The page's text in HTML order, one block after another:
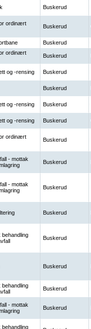
Buskerud
ordinært
Buskerud
Buskerud
ordinært
Buskerud
og -rensing Buskerud
Buskerud
og -rensing Buskerud
og -rensing Buskerud
ordinært
Buskerud
- mottak
Buskerud
- mottak
Buskerud
Buskerud
behandling
Buskerud
Buskerud
behandling
Buskerud
- mottak
Buskerud
behandling